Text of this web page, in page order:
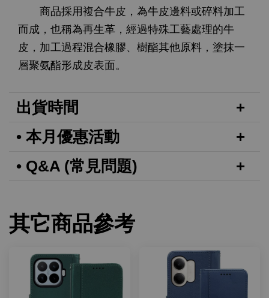
商品採用複合牛皮，為牛皮邊料或碎料加工
而成，也稱為再生革，經過特殊工藝處理的牛
皮，加工過程混合橡膠、樹酯其他原料，塗抹一
層聚氨酯形成皮表面。
出貨時間
• 本月優惠活動
• Q&A (常見問題)
其它商品參考